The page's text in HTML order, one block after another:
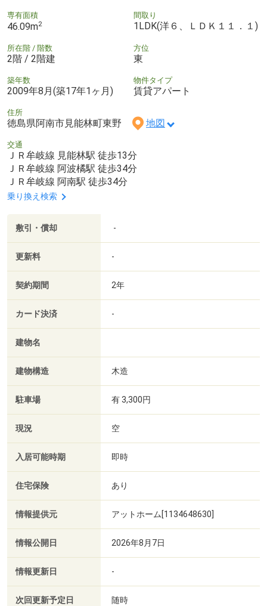
専有面積
46.09m2
間取り
1LDK(洋６、ＬＤＫ１１．１)
所在階 / 階数
2階 / 2階建
方位
東
築年数
2009年8月(築17年1ヶ月)
物件タイプ
賃貸アパート
住所
徳島県阿南市見能林町東野 地図
交通
ＪＲ牟岐線 見能林駅 徒歩13分
ＪＲ牟岐線 阿波橘駅 徒歩34分
ＪＲ牟岐線 阿南駅 徒歩34分
乗り換え検索
敷引・償却 -
更新料 -
契約期間 2年
カード決済 -
建物名
建物構造 木造
駐車場 有 3,300円
現況 空
入居可能時期 即時
住宅保険 あり
情報提供元 アットホーム[1134648630]
情報公開日 2026年8月7日
情報更新日 -
次回更新予定日 随時